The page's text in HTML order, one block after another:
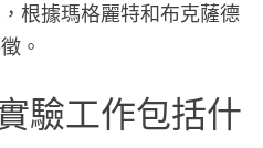
根據瑪格麗特和布克薩德
。
驗工作包括什